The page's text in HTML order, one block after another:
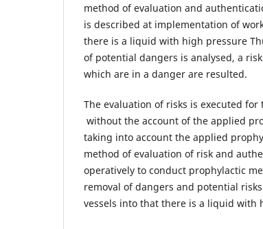
method of evaluation and
is described at implementation of
there is a liquid with high pressure
of potential dangers is analysed, a
which are in a danger are resulted.
The evaluation of risks is executed
without the account of the applied
taking into account the applied
method of evaluation of risk and
operatively to conduct prophylactic
removal of dangers and potential
vessels into that there is a liquid with